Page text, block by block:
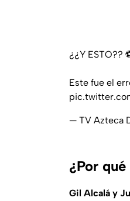
¿¿Y ESTO??
Este fue el
— TV Azteca
¿Por
Gil Alcalá y